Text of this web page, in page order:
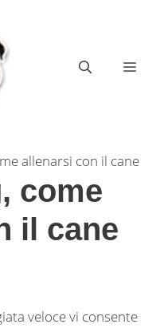
allenarsi con il cane
come
il cane
veloce vi consente